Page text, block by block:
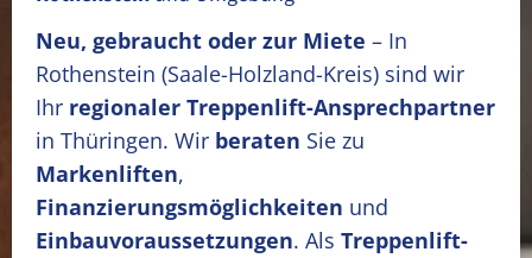
Neu, gebraucht oder zur Miete – In
Rothenstein (Saale-Holzland-Kreis) sind wir
Ihr regionaler Treppenlift-Ansprechpartner
in Thüringen. Wir beraten Sie zu
Markenliften,
Finanzierungsmöglichkeiten und
Einbauvoraussetzungen. Als Treppenlift-